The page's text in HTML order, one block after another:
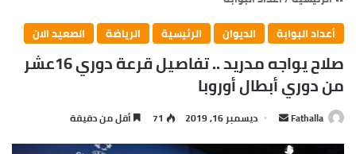
أعداد البوابة
الديوان الرئيسية الرياضة الصعيد الان
صلاح يواجه مدريد .. تفاصيل قرعة دوري 16عشر
من دوري أبطال أوروبا
Fathalla ديسمبر 16, 2019 71 أقل من دقيقة